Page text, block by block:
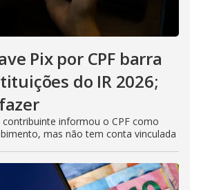
Pix por CPF barra
do IR 2026;
contribuinte informou o CPF como
mas não tem conta vinculada